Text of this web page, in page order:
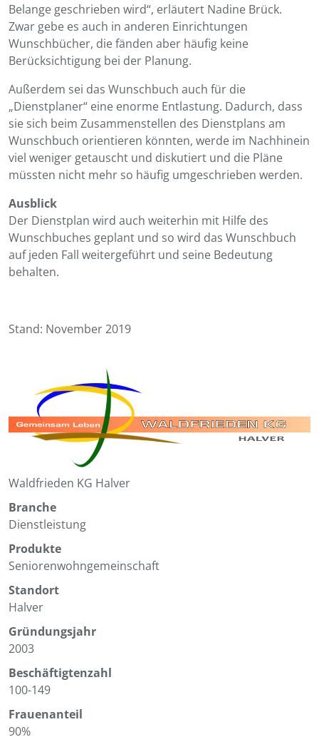
Belange geschrieben wird“, erläutert Nadine Brück.
Zwar gebe es auch in anderen Einrichtungen
Wunschbücher, die fänden aber häufig keine
Berücksichtigung bei der Planung.
Außerdem sei das Wunschbuch auch für die
„Dienstplaner“ eine enorme Entlastung. Dadurch, dass
sie sich beim Zusammenstellen des Dienstplans am
Wunschbuch orientieren könnten, werde im Nachhinein
viel weniger getauscht und diskutiert und die Pläne
müssten nicht mehr so häufig umgeschrieben werden.
Ausblick
Der Dienstplan wird auch weiterhin mit Hilfe des
Wunschbuches geplant und so wird das Wunschbuch
auf jeden Fall weitergeführt und seine Bedeutung
behalten.
Stand: November 2019
Waldfrieden KG Halver
Branche
Dienstleistung
Produkte
Seniorenwohngemeinschaft
Standort
Halver
Gründungsjahr
2003
Beschäftigtenzahl
100-149
Frauenanteil
90%